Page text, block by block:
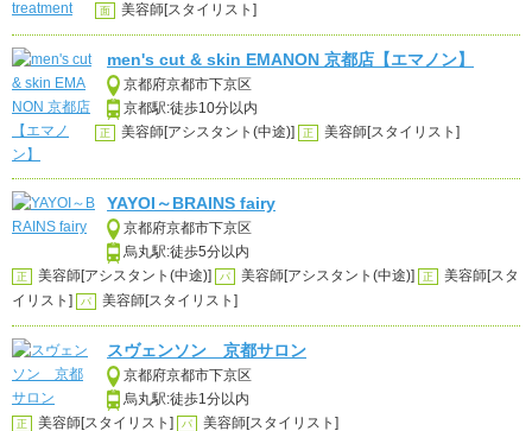
面 美容師[スタイリスト]
men's cut & skin EMANON 京都店【エマノン】
京都府京都市下京区
京都駅:徒歩10分以内
正 美容師[アシスタント(中途)] 正 美容師[スタイリスト]
YAYOI～BRAINS fairy
京都府京都市下京区
烏丸駅:徒歩5分以内
正 美容師[アシスタント(中途)] パ 美容師[アシスタント(中途)] 正
美容師[スタ
イリスト]
パ 美容師[スタイリスト]
スヴェンソン 京都サロン
京都府京都市下京区
烏丸駅:徒歩1分以内
正 美容師[スタイリスト] パ 美容師[スタイリスト]